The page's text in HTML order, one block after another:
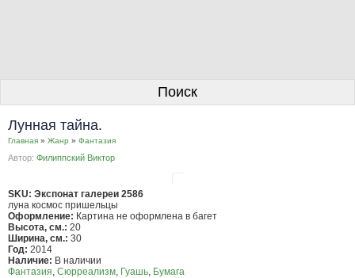
Информация для покупателей
Контакты
Личный кабинет
Поиск
Лунная тайна.
Главная » Жанр » Фантазия
Автор: Филиппский Виктор
SKU: Экспонат галереи 2586
луна космос пришельцы
Оформление: Картина не оформлена в багет
Высота, см.: 20
Ширина, см.: 30
Год: 2014
Наличие: В наличии
Фантазия Сюрреализм Гуашь Бумага